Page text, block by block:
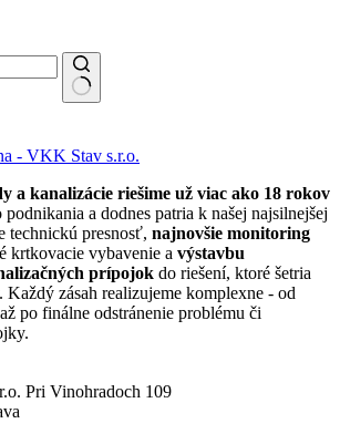
a kanalizácie riešime už viac ako 18 rokov
a dodnes patria k našej najsilnejšej
technickú presnosť, najnovšie monitoring
krtkovacie vybavenie a výstavbu
prípojok do riešení, ktoré šetria
Každý zásah realizujeme komplexne - od
po finálne odstránenie problému či
Pri Vinohradoch 109